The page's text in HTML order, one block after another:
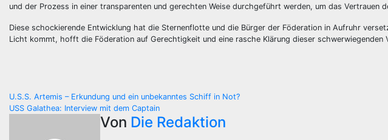
und der Prozess in einer transparenten und gerechten Weise durchgeführt werden, um das Vertrauen
Diese schockierende Entwicklung hat die Sternenflotte und die Bürger der Föderation in Aufruhr
Licht kommt, hofft die Föderation auf Gerechtigkeit und eine rasche Klärung dieser schwerwiegenden
Beitragsnavigation
U.S.S. Artemis – Erkundung und ein unbekanntes Schiff in Not?
USS Galathea: Interview mit dem Captain
Von Die Redaktion